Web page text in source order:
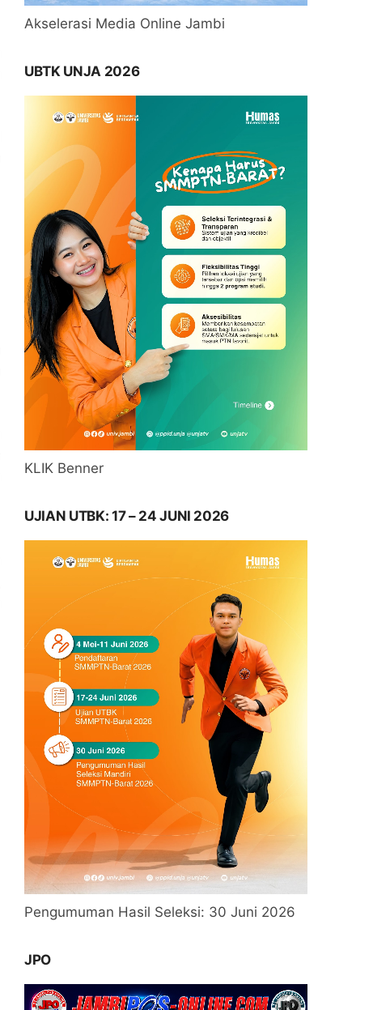
Akselerasi Media Online Jambi
UBTK UNJA 2026
KLIK Benner
UJIAN UTBK: 17 – 24 JUNI 2026
Pengumuman Hasil Seleksi: 30 Juni 2026
JPO